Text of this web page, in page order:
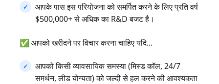
आपके पास इस परियोजना को समर्पित करने के लिए प्रति वर्ष
$500,000+ से अधिक का R&D बजट है।
✅ आपको खरीदने पर विचार करना चाहिए यदि...
आपको किसी व्यावसायिक समस्या (मिस्ड कॉल, 24/7
समर्थन, लीड योग्यता) को जल्दी से हल करने की आवश्यकता